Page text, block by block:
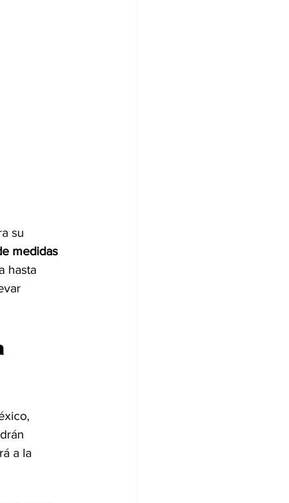
su
medidas
hasta
a la